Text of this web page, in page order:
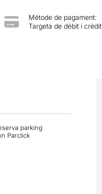
Métode de pagament:
Targeta de dèbit i crèdit
parking
Parclick